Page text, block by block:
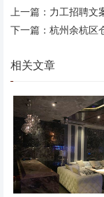
聘包厢管家,一个
边唯一一家没有
别.没有拍照.走
质原因找过服务
服务员没来.一不
过道都会跟你
上一篇： 力工招聘文
下一篇： 杭州余杭区仓
相关文章